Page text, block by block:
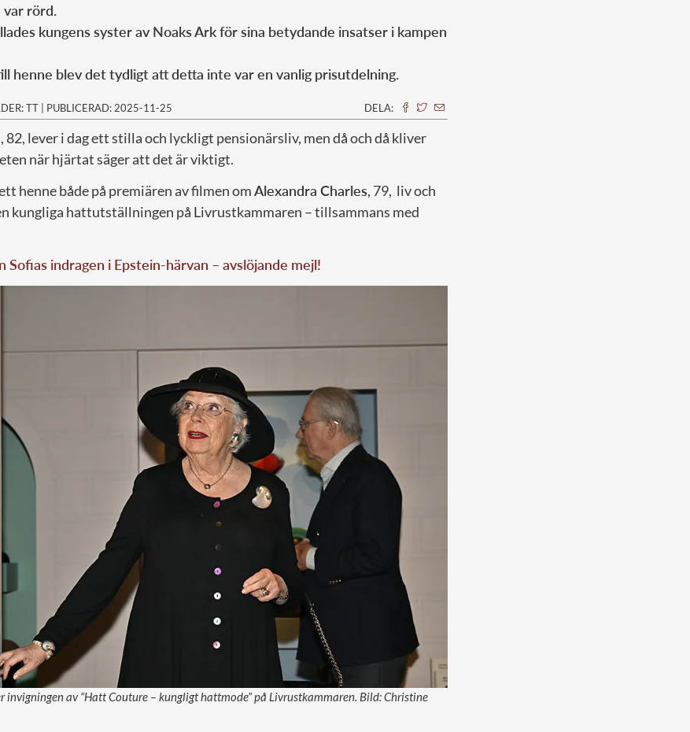
var rörd.
kungens syster av Noaks Ark för sina betydande insatser i kampen
henne blev det tydligt att detta inte var en vanlig prisutdelning.
TT | PUBLICERAD: 2025-11-25 DELA:
, 82, lever i dag ett stilla och lyckligt pensionärsliv, men då och då kliver
när hjärtat säger att det är viktigt.
henne både på premiären av filmen omAlexandra Charles, 79, liv och
kungliga hattutställningen på Livrustkammaren – tillsammans med
Sofias indragen i Epstein-härvan – avslöjande mejl!
invigningen av ”Hatt Couture – kungligt hattmode” på Livrustkammaren. Bild: Christine